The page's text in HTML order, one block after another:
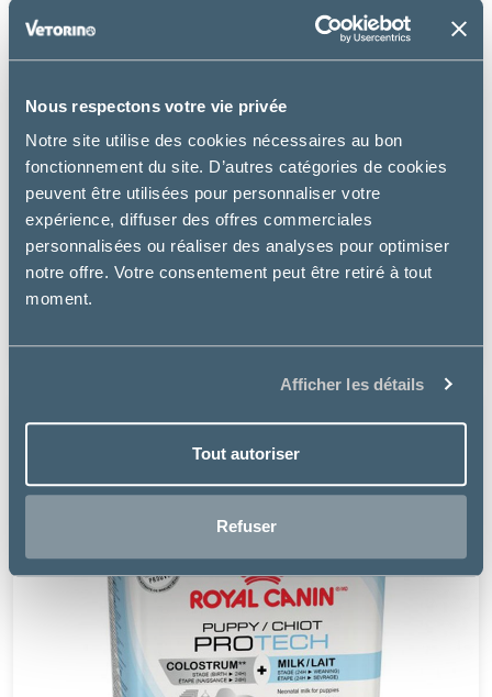
Nous respectons votre vie privée
Notre site utilise des cookies nécessaires au bon
fonctionnement du site. D’autres catégories de cookies
peuvent être utilisées pour personnaliser votre
expérience, diffuser des offres commerciales
personnalisées ou réaliser des analyses pour optimiser
notre offre. Votre consentement peut être retiré à tout
moment.
Afficher les détails
Tout autoriser
Refuser
Pharmadiet